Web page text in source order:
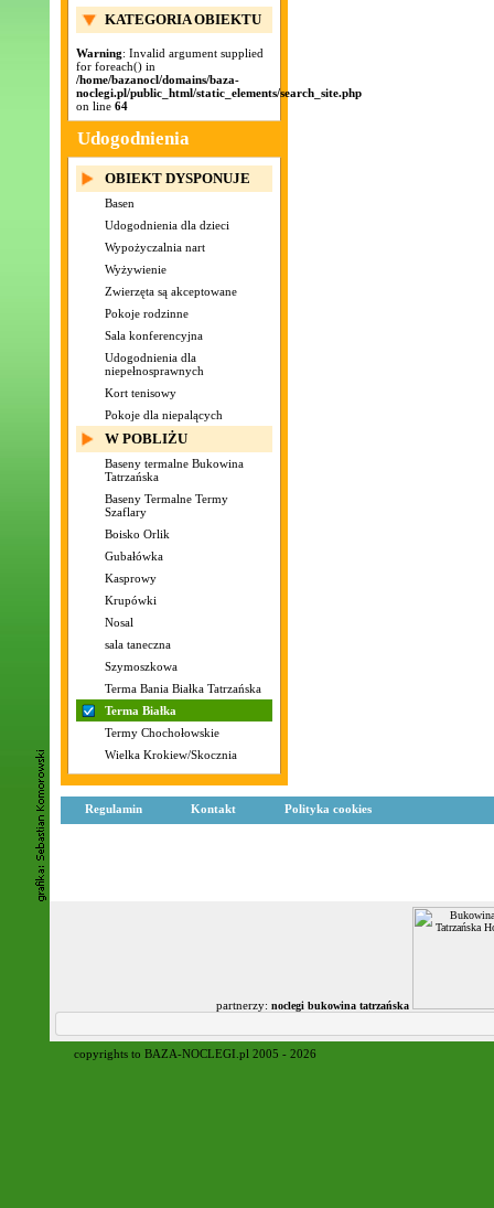
KATEGORIA OBIEKTU
Warning: Invalid argument supplied
for foreach() in
/home/bazanocl/domains/baza-
noclegi.pl/public_html/static_elements/search_site.php
on line 64
Udogodnienia
OBIEKT DYSPONUJE
Basen
Udogodnienia dla dzieci
Wypożyczalnia nart
Wyżywienie
Zwierzęta są akceptowane
Pokoje rodzinne
Sala konferencyjna
Udogodnienia dla
niepełnosprawnych
Kort tenisowy
Pokoje dla niepalących
W POBLIŻU
Baseny termalne Bukowina
Tatrzańska
Baseny Termalne Termy
Szaflary
Boisko Orlik
Gubałówka
Kasprowy
Krupówki
Nosal
sala taneczna
Szymoszkowa
Terma Bania Białka Tatrzańska
Terma Białka
Termy Chochołowskie
Wielka Krokiew/Skocznia
Regulamin Kontakt Polityka cookies
copyrights to BAZA-NOCLEGI.pl 2005 - 2026
partnerzy: noclegi bukowina tatrzańska